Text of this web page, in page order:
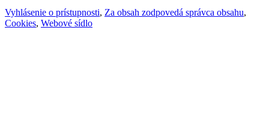
Vyhlásenie o prístupnosti, Za obsah zodpovedá správca obsahu,
Cookies, Webové sídlo